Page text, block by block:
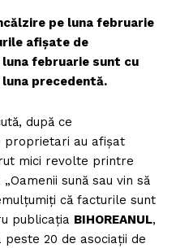
pe luna februarie
afişate de
februarie sunt cu
precedentă.
după ce
proprietari au afişat
mici revolte printre
sună sau vin să
că facturile sunt
publicația BIHOREANUL,
20 de asociaţii de